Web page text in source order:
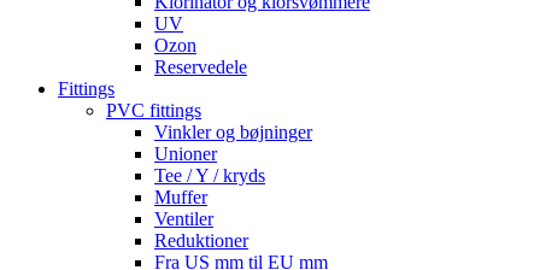
UV
Ozon
Reservedele
Fittings
PVC fittings
Vinkler og bøjninger
Unioner
Tee / Y / kryds
Muffer
Ventiler
Reduktioner
Fra US mm til EU mm